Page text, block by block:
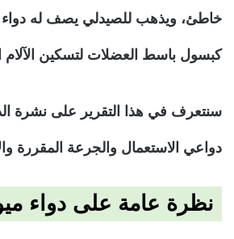
كبسول باسط العضلات لتسكين الآلام
سنتعرف في هذا التقرير على نشرة
دواعي الاستعمال والجرعة المقررة
نظرة عامة على دواء